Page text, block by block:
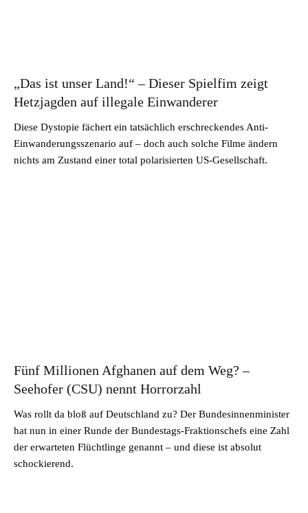
„Das ist unser Land!“ – Dieser Spielfim zeigt
Hetzjagden auf illegale Einwanderer
Diese Dystopie fächert ein tatsächlich erschreckendes Anti-
Einwanderungsszenario auf – doch auch solche Filme ändern
nichts am Zustand einer total polarisierten US-Gesellschaft.
Fünf Millionen Afghanen auf dem Weg? –
Seehofer (CSU) nennt Horrorzahl
Was rollt da bloß auf Deutschland zu? Der Bundesinnenminister
hat nun in einer Runde der Bundestags-Fraktionschefs eine Zahl
der erwarteten Flüchtlinge genannt – und diese ist absolut
schockierend.